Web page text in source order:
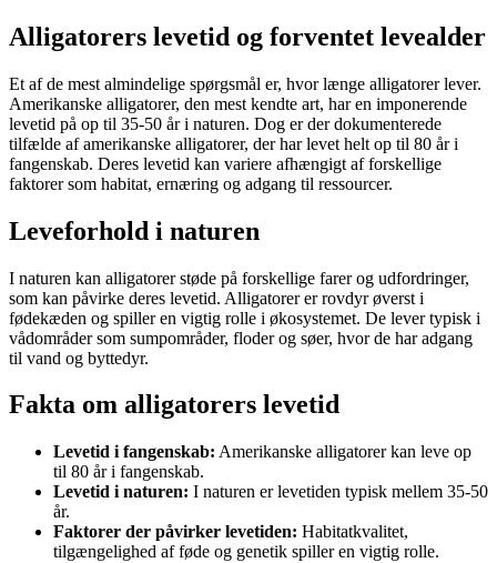
Alligatorers levetid og forventet levealder
Et af de mest almindelige spørgsmål er, hvor længe alligatorer lever.
Amerikanske alligatorer, den mest kendte art, har en imponerende
levetid på op til 35-50 år i naturen. Dog er der dokumenterede
tilfælde af amerikanske alligatorer, der har levet helt op til 80 år i
fangenskab. Deres levetid kan variere afhængigt af forskellige
faktorer som habitat, ernæring og adgang til ressourcer.
Leveforhold i naturen
I naturen kan alligatorer støde på forskellige farer og udfordringer,
som kan påvirke deres levetid. Alligatorer er rovdyr øverst i
fødekæden og spiller en vigtig rolle i økosystemet. De lever typisk i
vådområder som sumpområder, floder og søer, hvor de har adgang
til vand og byttedyr.
Fakta om alligatorers levetid
Levetid i fangenskab: Amerikanske alligatorer kan leve op
til 80 år i fangenskab.
Levetid i naturen: I naturen er levetiden typisk mellem 35-50
år.
Faktorer der påvirker levetiden: Habitatkvalitet,
tilgængelighed af føde og genetik spiller en vigtig rolle.